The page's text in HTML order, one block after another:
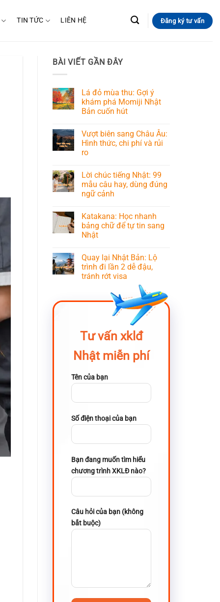
TIN TỨC LIÊN HỆ Đăng ký tư vấn
BÀI VIẾT GẦN ĐÂY
Lá đỏ mùa thu: Gợi ý
khám phá Momiji Nhật
Bản cuốn hút
Vượt biên sang Châu Âu:
Hình thức, chi phí và rủi
ro
Lời chúc tiếng Nhật: 99
mẫu câu hay, dùng đúng
ngữ cảnh
Katakana: Học nhanh
bảng chữ để tự tin sang
Nhật
Quay lại Nhật Bản: Lộ
trình đi lần 2 dễ đậu,
tránh rớt visa
Tư vấn xklđ
Nhật miễn phí
Tên của bạn
Số điện thoại của bạn
Bạn đang muốn tìm hiểu
chương trình XKLĐ nào?
Câu hỏi của bạn (không
bắt buộc)